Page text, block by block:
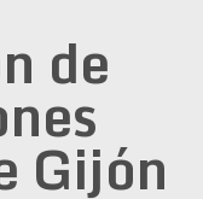
de
Gijón